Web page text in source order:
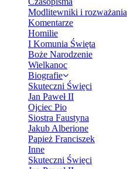
Modlitewniki i rozważania
Komentarze
Homilie
I Komunia Święta
Boże Narodzenie
Wielkanoc
Biografie
Skuteczni Święci
Jan Paweł II
Ojciec Pio
Siostra Faustyna
Jakub Alberione
Papież Franciszek
Inne
Skuteczni Święci